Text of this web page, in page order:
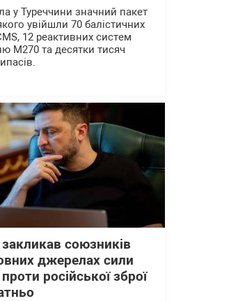
у Туреччини значний пакет
увійшли 70 балістичних
12 реактивних систем
M270 та десятки тисяч
союзників
джерелах сили
російської зброї